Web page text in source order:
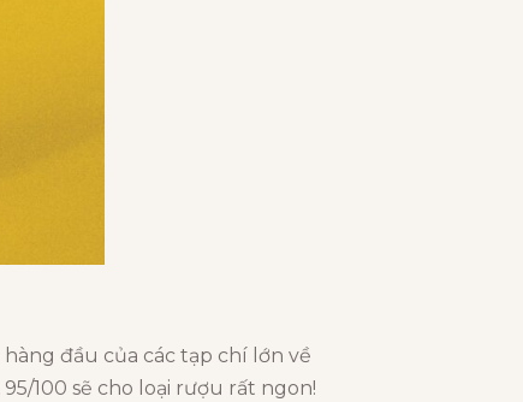
đầu của các tạp chí lớn về
100 sẽ cho loại rượu rất ngon!